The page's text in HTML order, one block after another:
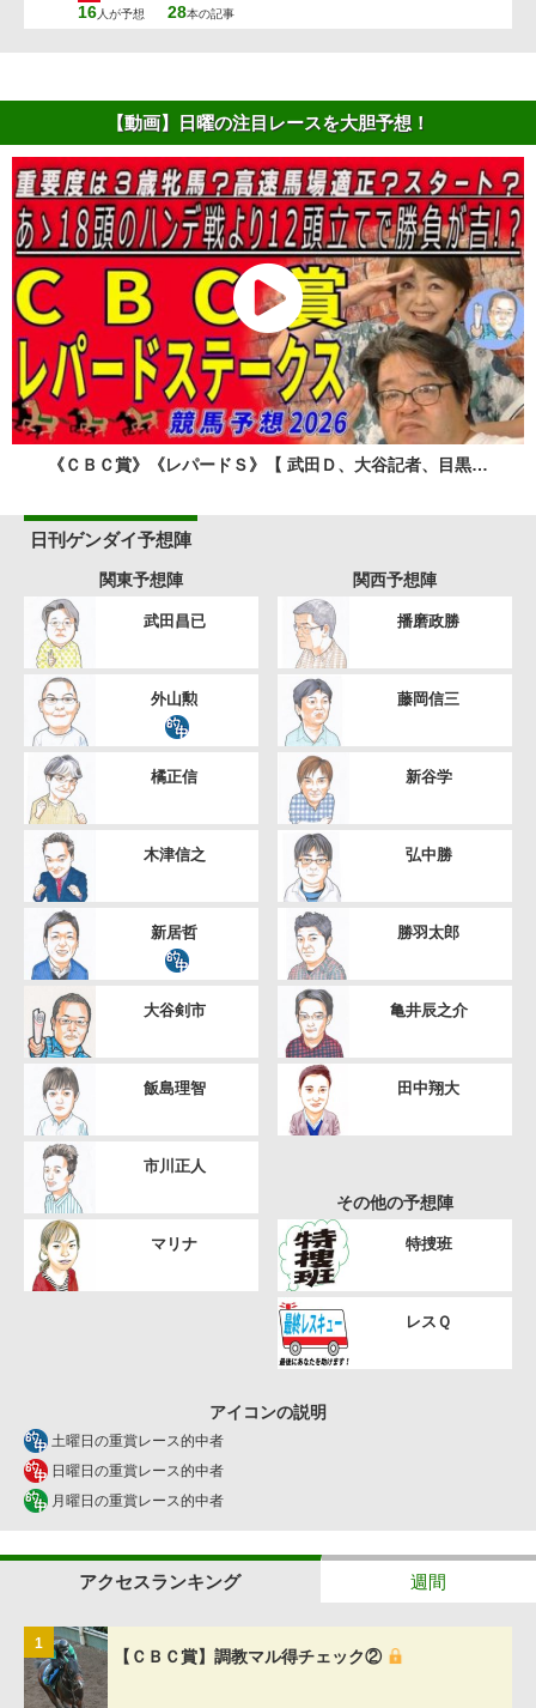
16人が予想 28本の記事
【動画】日曜の注目レースを大胆予想！
《ＣＢＣ賞》《レパードＳ》【 武田Ｄ、大谷記者、目黒…
日刊ゲンダイ予想陣
関東予想陣
武田昌已
外山勲
橘正信
木津信之
新居哲
大谷剣市
飯島理智
市川正人
マリナ
関西予想陣
播磨政勝
藤岡信三
新谷学
弘中勝
勝羽太郎
亀井辰之介
田中翔大
その他の予想陣
特捜班
レスＱ
アイコンの説明
土曜日の重賞レース的中者
日曜日の重賞レース的中者
月曜日の重賞レース的中者
アクセスランキング 週間
1
【ＣＢＣ賞】調教マル得チェック②